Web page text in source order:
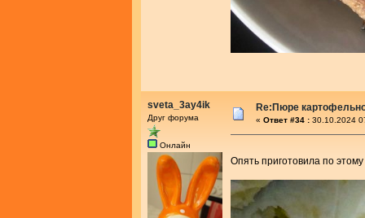
sveta_3ay4ik
Друг форума
Онлайн
Re:Пюре
« Ответ #34 : 30.10.2024
Опять приготовила по